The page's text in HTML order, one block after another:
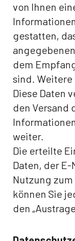
von Ihnen
gestatten,
dem
sind. Weitere
Diese Daten
den Versand
weiter.
Die erteilte
Daten, der
Nutzung
können Sie
den